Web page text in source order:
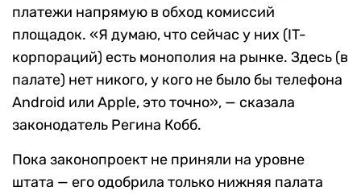
платежи напрямую в обход комиссий
площадок. «Я думаю, что сейчас у них (IT-
корпораций) есть монополия на рынке. Здесь (в
палате) нет никого, у кого не было бы телефона
Android или Apple, это точно», — сказала
законодатель Регина Кобб.
Пока законопроект не приняли на уровне
штата — его одобрила только нижняя палата